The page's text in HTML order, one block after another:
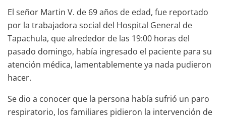
El señor Martin V. de 69 años de edad, fue reportado
por la trabajadora social del Hospital General de
Tapachula, que alrededor de las 19:00 horas del
pasado domingo, había ingresado el paciente para su
atención médica, lamentablemente ya nada pudieron
hacer.
Se dio a conocer que la persona había sufrió un paro
respiratorio, los familiares pidieron la intervención de